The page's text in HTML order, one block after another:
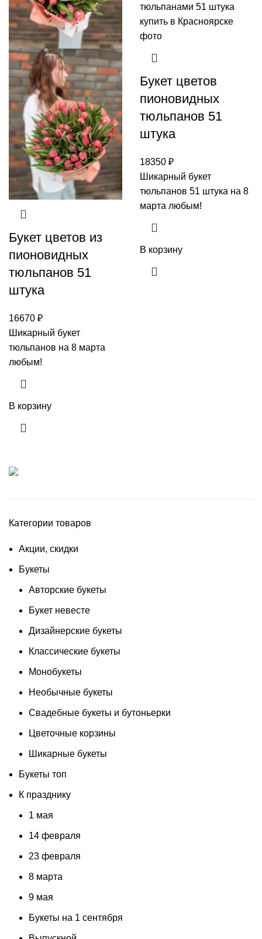
Категории товаров
Акции, скидки
Букеты
Авторские букеты
Букет невесте
Дизайнерские букеты
Классические букеты
Монобукеты
Необычные букеты
Свадебные букеты и бутоньерки
Цветочные корзины
Шикарные букеты
Букеты топ
К празднику
1 мая
14 февраля
23 февраля
8 марта
9 мая
Букеты на 1 сентября
Букет цветов из
пионовидных
тюльпанов 51
штука
16670 ₽
Шикарный букет
тюльпанов на 8 марта
любым!
В корзину
Букет цветов
пионовидных
тюльпанов 51
штука
18350 ₽
Шикарный букет
тюльпанов 51 штука на 8
марта любым!
В корзину